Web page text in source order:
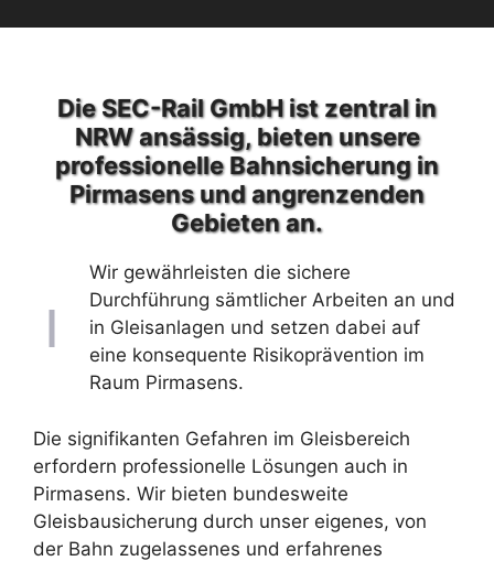
Die SEC-Rail GmbH ist zentral in
NRW ansässig, bieten unsere
professionelle Bahnsicherung in
Pirmasens und angrenzenden
Gebieten an.
Wir gewährleisten die sichere
Durchführung sämtlicher Arbeiten an und
in Gleisanlagen und setzen dabei auf
eine konsequente Risikoprävention im
Raum Pirmasens.
Die signifikanten Gefahren im Gleisbereich
erfordern professionelle Lösungen auch in
Pirmasens. Wir bieten bundesweite
Gleisbausicherung durch unser eigenes, von
der Bahn zugelassenes und erfahrenes